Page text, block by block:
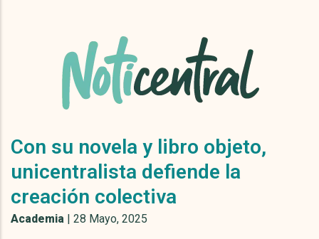
Con su novela y libro objeto,
unicentralista defiende la
creación colectiva
Academia | 28 Mayo, 2025